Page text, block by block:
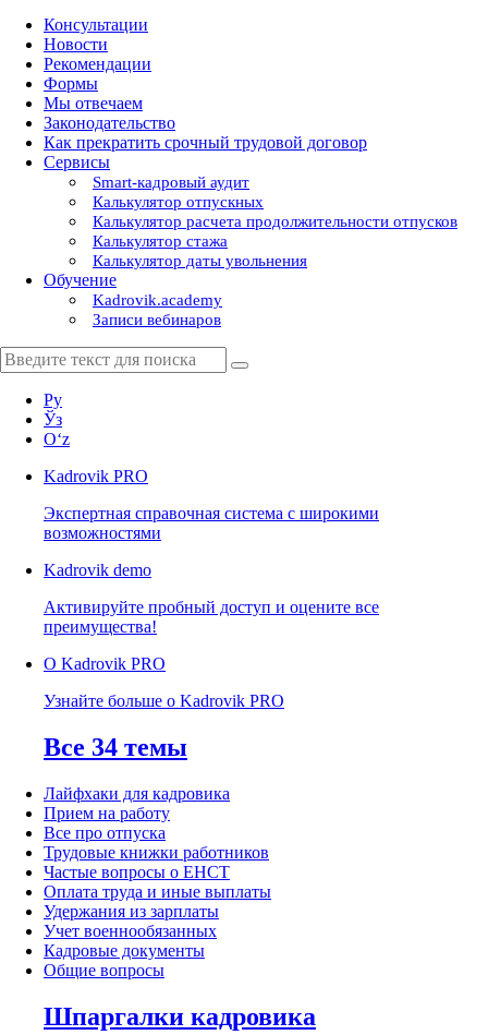
Консультации
Новости
Рекомендации
Формы
Мы отвечаем
Законодательство
Как прекратить срочный трудовой договор
Сервисы
Smart-кадровый аудит
Калькулятор отпускных
Калькулятор расчета продолжительности отпусков
Калькулятор стажа
Калькулятор даты увольнения
Обучение
Kadrovik.academy
Записи вебинаров
Ру
Ўз
Oʻz
Kadrovik PRO
Экспертная справочная система с широкими
возможностями
Kadrovik demo
Активируйте пробный доступ и оцените все
преимущества!
О Kadrovik PRO
Узнайте больше о Kadrovik PRO
Все 34 темы
Лайфхаки для кадровика
Прием на работу
Все про отпуска
Трудовые книжки работников
Частые вопросы о ЕНСТ
Оплата труда и иные выплаты
Удержания из зарплаты
Учет военнообязанных
Кадровые документы
Общие вопросы
Шпаргалки кадровика